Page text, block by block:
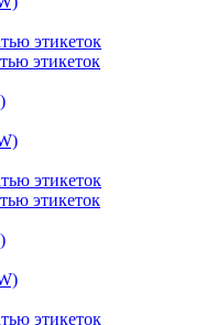
этикеток
этикеток
этикеток
этикеток
этикеток